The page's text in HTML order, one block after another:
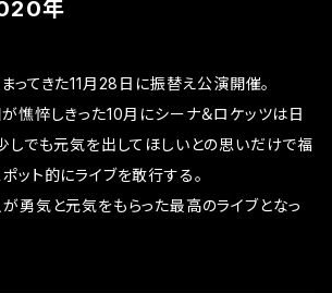
年
ってきた11月28日に振替え公演開催。
憔悴しきった10月にシーナ＆ロケッツは日
しでも元気を出してほしいとの思いだけで福
ット的にライブを敢行する。
勇気と元気をもらった最高のライブとなっ